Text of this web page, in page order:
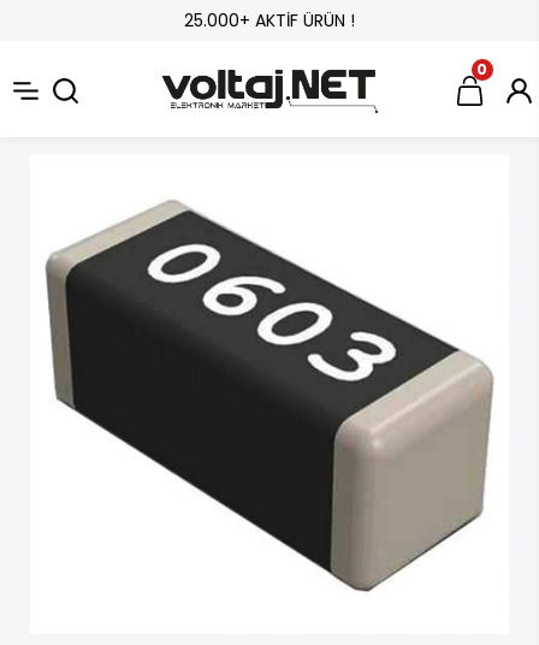
25.000+ AKTİF ÜRÜN !
0